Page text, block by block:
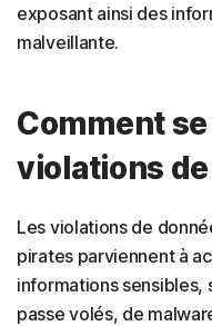
exposant ainsi des
malveillante.
Comment
violations
Les violations de
pirates parviennent à
informations sensibles,
passe volés, de